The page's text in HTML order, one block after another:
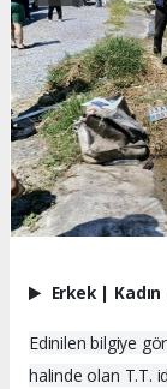
Erkek Kadın
Edinilen bilgiye
halinde olan T.T.